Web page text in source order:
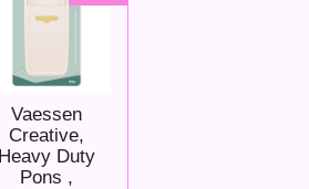
Vaessen
Creative,
Heavy Duty
Pons ,